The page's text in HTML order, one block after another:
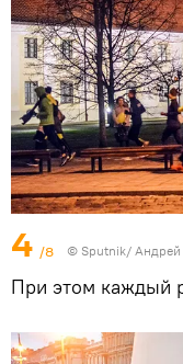
4 /8 © Sputnik/ Андрей
При этом каждый